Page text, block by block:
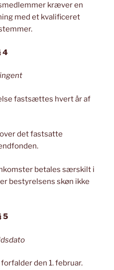
kræver en
med et kvalificeret
4
fastsættes hvert år af
det fastsatte
betales særskilt i
bestyrelsens skøn ikke
5
den 1. februar.